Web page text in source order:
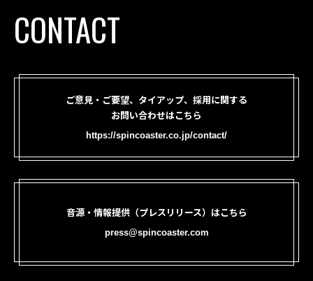
CONTACT
ご意見・ご要望、タイアップ、採用に関する
お問い合わせはこちら
https://spincoaster.co.jp/contact/
音源・情報提供（プレスリリース）はこちら
press@spincoaster.com